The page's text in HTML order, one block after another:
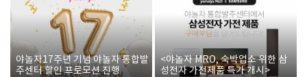
야놀자17주년 기념 야놀자 통합발
주센터 할인 프로모션 진행
<야놀자 MRO, 숙박업소 위한 삼
성전자 가전제품 특가 개시>